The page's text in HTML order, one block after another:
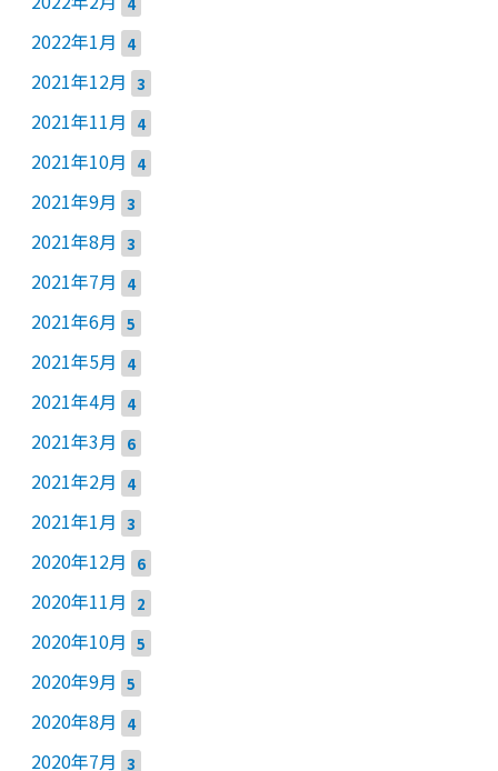
2022年1月 4
2021年12月 3
2021年11月 4
2021年10月 4
2021年9月 3
2021年8月 3
2021年7月 4
2021年6月 5
2021年5月 4
2021年4月 4
2021年3月 6
2021年2月 4
2021年1月 3
2020年12月 6
2020年11月 2
2020年10月 5
2020年9月 5
2020年8月 4
2020年7月 3